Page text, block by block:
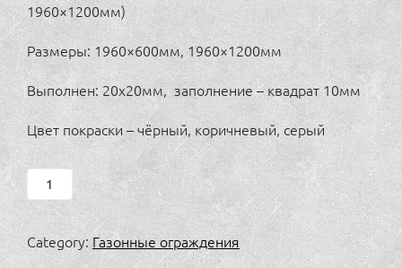
1960×1200мм)
Размеры: 1960×600мм, 1960×1200мм
Выполнен: 20х20мм, заполнение – квадрат 10мм
Цвет покраски – чёрный, коричневый, серый
Газонное
ограждение
1
(1960x600мм,
Category:Газонные ограждения